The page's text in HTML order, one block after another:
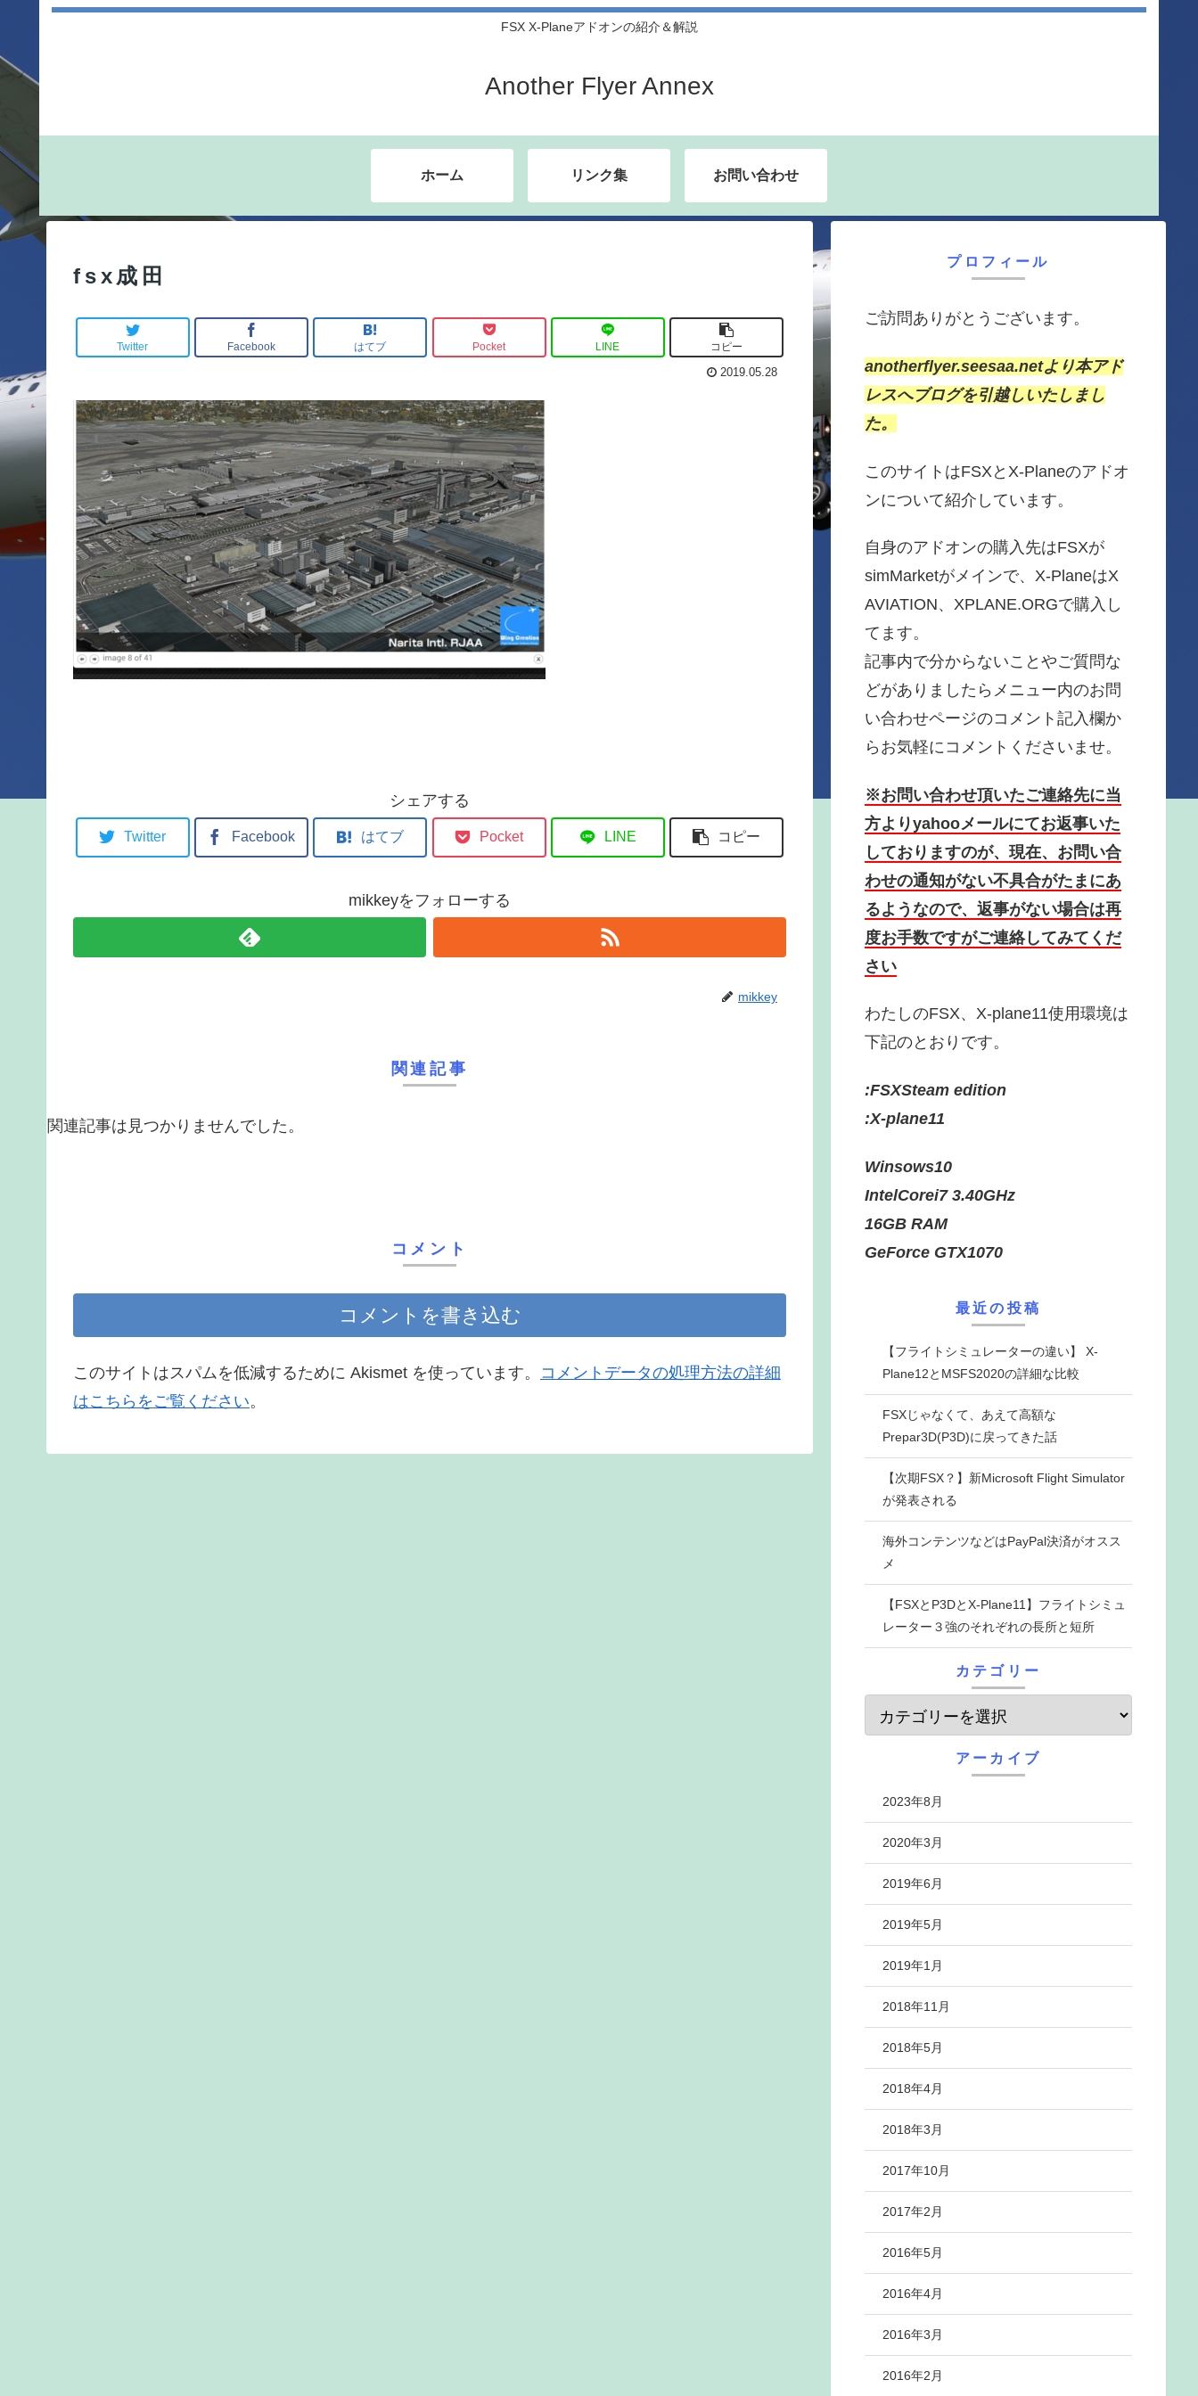
FSX X-Planeアドオンの紹介＆解説
Another Flyer Annex
ホーム リンク集 お問い合わせ
fsx成田
Twitter Facebook はてブ Pocket LINE コピー
2019.05.28
シェアする
Twitter Facebook はてブ Pocket LINE コピー
mikkeyをフォローする
mikkey
関連記事
関連記事は見つかりませんでした。
コメント
コメントを書き込む
このサイトはスパムを低減するために Akismet を使っています。 コメントデータの処理方法の詳細
はこちらをご覧ください。
プロフィール
ご訪問ありがとうございます。
anotherflyer.seesaa.netより本アド
レスへブログを引越しいたしまし
た。
このサイトはFSXとX-Planeのアドオ
ンについて紹介しています。
自身のアドオンの購入先はFSXが
simMarketがメインで、X-PlaneはX
AVIATION、XPLANE.ORGで購入し
てます。
記事内で分からないことやご質問な
どがありましたらメニュー内のお問
い合わせページのコメント記入欄か
らお気軽にコメントくださいませ。
※お問い合わせ頂いたご連絡先に当
方よりyahooメールにてお返事いた
しておりますのが、現在、お問い合
わせの通知がない不具合がたまにあ
るようなので、返事がない場合は再
度お手数ですがご連絡してみてくだ
さい
わたしのFSX、X-plane11使用環境は
下記のとおりです。
:FSXSteam edition
:X-plane11
Winsows10
IntelCorei7 3.40GHz
16GB RAM
GeForce GTX1070
最近の投稿
【フライトシミュレーターの違い】 X-
Plane12とMSFS2020の詳細な比較
FSXじゃなくて、あえて高額な
Prepar3D(P3D)に戻ってきた話
【次期FSX？】新Microsoft Flight Simulator
が発表される
海外コンテンツなどはPayPal決済がオスス
メ
【FSXとP3DとX-Plane11】フライトシミュ
レーター３強のそれぞれの長所と短所
カテゴリー
アーカイブ
2023年8月
2020年3月
2019年6月
2019年5月
2019年1月
2018年11月
2018年5月
2018年4月
2018年3月
2017年10月
2017年2月
2016年5月
2016年4月
2016年3月
2016年2月